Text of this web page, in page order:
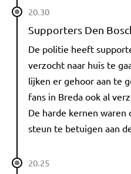
20.30
Supporters Den
De politie heeft
verzocht naar huis te
lijken er gehoor aan te
fans in Breda ook al
De harde kernen waren
steun te betuigen aan
20.25